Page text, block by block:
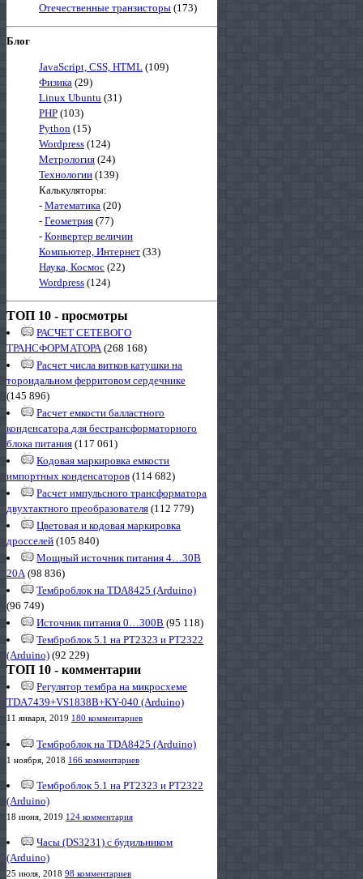
Отечественные транзисторы (173)
Блог
JavaScript, CSS, HTML (109)
Физика (29)
Linux Ubuntu (31)
PHP (103)
Python (15)
Wordpress (124)
Метрология (24)
Технологии (139)
Калькуляторы:
- Математика (20)
- Геометрия (77)
- Конвертер величин
Компьютер, Интернет (33)
Наука, Космос (22)
Wordpress (124)
ТОП 10 - просмотры
РАСЧЕТ СЕТЕВОГО
ТРАНСФОРМАТОРА(268 168)
Расчет числа витков катушки на
тороидальном ферритовом сердечнике
(145 896)
Расчет емкости балластного
конденсатора для бестрансформаторного
блока питания (117 061)
Кодовая маркировка емкости
импортных конденсаторов (114 682)
Расчет импульсного трансформатора
двухтактного преобразователя (112 779)
Цветовая и кодовая маркировка
дросселей (105 840)
Мощный источник питания 4…30В
20А(98 836)
Темброблок на TDA8425 (Arduino)
(96 749)
Источник питания 0…300В (95 118)
Темброблок 5.1 на PT2323 и PT2322
(Arduino) (92 229)
ТОП 10 - комментарии
Регулятор тембра на микросхеме
TDA7439+VS1838B+KY-040 (Arduino)
11 января, 2019 180 комментариев
Темброблок на TDA8425 (Arduino)
1 ноября, 2018 166 комментариев
Темброблок 5.1 на PT2323 и PT2322
(Arduino)
18 июня, 2019 124 комментария
Часы (DS3231) с будильником
(Arduino)
25 июля, 2018 98 комментариев